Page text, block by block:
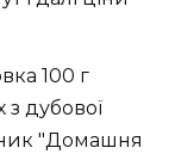
100 г
з дубової
"Домашня